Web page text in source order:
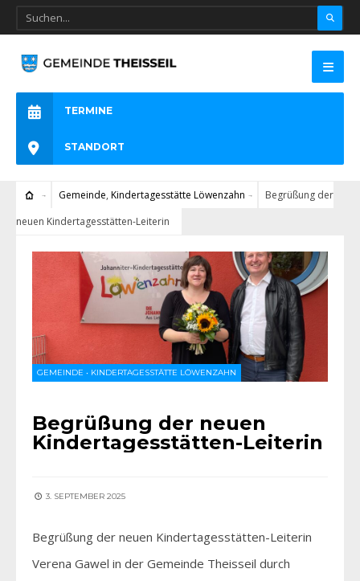
TERMINE
STANDORT
Gemeinde, Kindertagesstätte Löwenzahn
Begrüßung der
neuen Kindertagesstätten-Leiterin
GEMEINDE • KINDERTAGESSTÄTTE LÖWENZAHN
Begrüßung der neuen
Kindertagesstätten-Leiterin
3. SEPTEMBER 2025
Begrüßung der neuen Kindertagesstätten-Leiterin
Verena Gawel in der Gemeinde Theisseil durch